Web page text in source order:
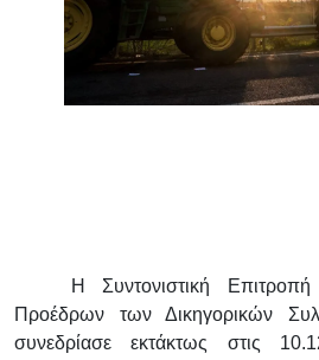
Η Συντονιστική
Προέδρων των Δικηγορικών
συνεδρίασε εκτάκτως στις